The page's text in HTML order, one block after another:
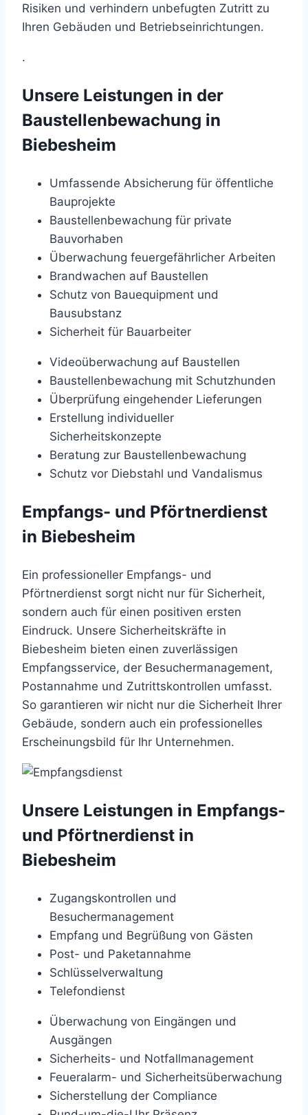
Risiken und verhindern unbefugten Zutritt zu
Ihren Gebäuden und Betriebseinrichtungen.
.
Unsere Leistungen in der
Baustellenbewachung in
Biebesheim
Umfassende Absicherung für öffentliche
Bauprojekte
Baustellenbewachung für private
Bauvorhaben
Überwachung feuergefährlicher Arbeiten
Brandwachen auf Baustellen
Schutz von Bauequipment und
Bausubstanz
Sicherheit für Bauarbeiter
Videoüberwachung auf Baustellen
Baustellenbewachung mit Schutzhunden
Überprüfung eingehender Lieferungen
Erstellung individueller
Sicherheitskonzepte
Beratung zur Baustellenbewachung
Schutz vor Diebstahl und Vandalismus
Empfangs- und Pförtnerdienst
in Biebesheim
Ein professioneller Empfangs- und
Pförtnerdienst sorgt nicht nur für Sicherheit,
sondern auch für einen positiven ersten
Eindruck. Unsere Sicherheitskräfte in
Biebesheim bieten einen zuverlässigen
Empfangsservice, der Besuchermanagement,
Postannahme und Zutrittskontrollen umfasst.
So garantieren wir nicht nur die Sicherheit Ihrer
Gebäude, sondern auch ein professionelles
Erscheinungsbild für Ihr Unternehmen.
Unsere Leistungen in Empfangs-
und Pförtnerdienst in
Biebesheim
Zugangskontrollen und
Besuchermanagement
Empfang und Begrüßung von Gästen
Post- und Paketannahme
Schlüsselverwaltung
Telefondienst
Überwachung von Eingängen und
Ausgängen
Sicherheits- und Notfallmanagement
Feueralarm- und Sicherheitsüberwachung
Sicherstellung der Compliance